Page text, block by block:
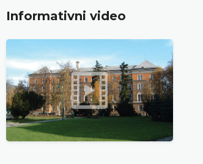
Informativni video